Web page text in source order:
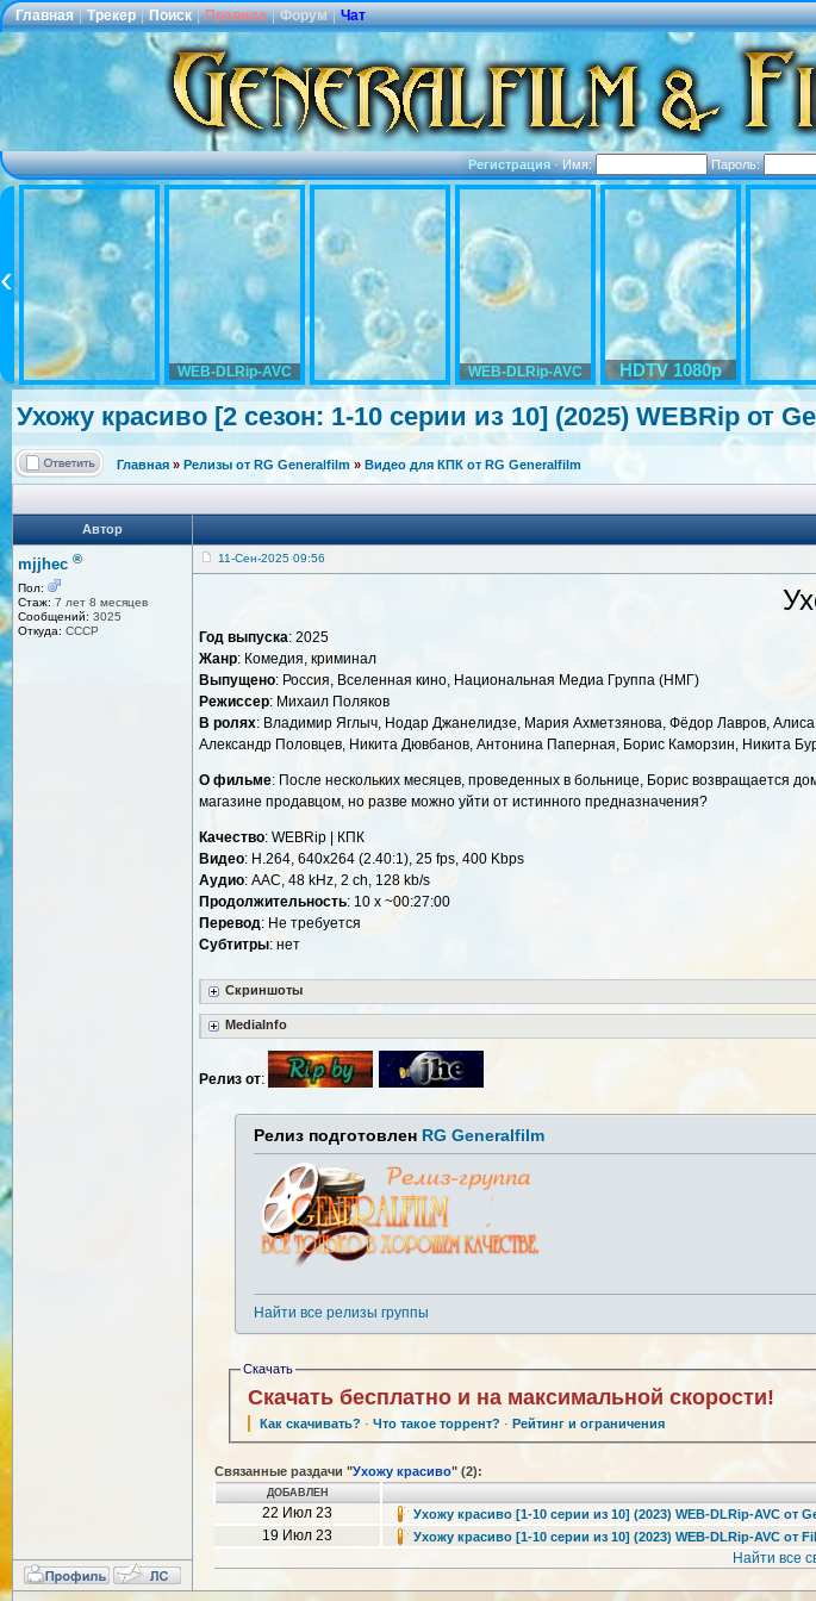
Главная | Трекер | Поиск | Правила | Форум | Чат
Регистрация·Имя: Пароль:
WEB-DLRip-AVC WEB-DLRip-AVC HDTV 1080p
Ухожу красиво [2 сезон: 1-10 серии из 10] (2025) WEBRip от
Главная » Релизы от RG Generalfilm » Видео для КПК от RG Generalfilm
Автор
mjjhec ®
Пол:
Стаж: 7 лет 8 месяцев
Сообщений: 3025
Откуда: СССР
11-Сен-2025 09:56
Год выпуска: 2025
Жанр: Комедия, криминал
Выпущено: Россия, Вселенная кино, Национальная Медиа Группа (НМГ)
Режиссер: Михаил Поляков
В ролях: Владимир Яглыч, Нодар Джанелидзе, Мария Ахметзянова, Фёдор Лавров,
Александр Половцев, Никита Дювбанов, Антонина Паперная, Борис Каморзин, Никита
О фильме: После нескольких месяцев, проведенных в больнице, Борис возвращается
магазине продавцом, но разве можно уйти от истинного предназначения?
Качество: WEBRip | КПК
Видео: Н.264, 640x264 (2.40:1), 25 fps, 400 Kbps
Аудио: AAC, 48 kHz, 2 ch, 128 kb/s
Продолжительность: 10 x ~00:27:00
Перевод: Не требуется
Cубтитры: нет
Скриншоты
MediaInfo
Релиз от:
Релиз подготовлен RG Generalfilm
Найти все релизы группы
Скачать
Скачать бесплатно и на максимальной скорости!
Как скачивать? ·Что такое торрент? · Рейтинг и ограничения
Связанные раздачи "Ухожу красиво" (2):
ДОБАВЛЕН
22 Июл 23 Ухожу красиво [1-10 серии из 10] (2023) WEB-DLRip-AVC от
19 Июл 23
Ухожу красиво [1-10 серии из 10] (2023) WEB-DLRip-AVC от
Найти все